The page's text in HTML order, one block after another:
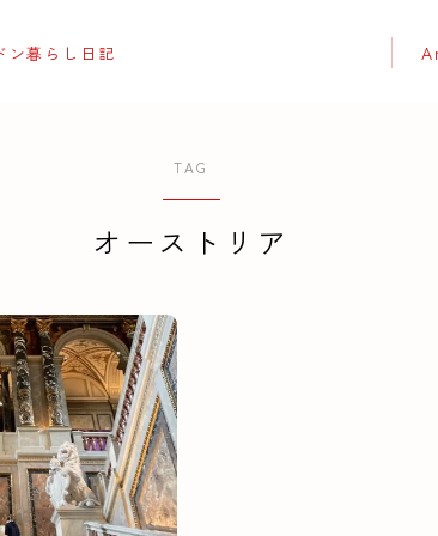
ン暮らし日記
TAG
オーストリア